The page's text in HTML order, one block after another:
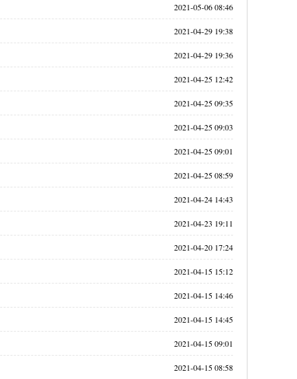
2021-05-06 08:46
2021-04-29 19:38
2021-04-29 19:36
2021-04-25 12:42
2021-04-25 09:35
2021-04-25 09:03
2021-04-25 09:01
2021-04-25 08:59
2021-04-24 14:43
2021-04-23 19:11
2021-04-20 17:24
2021-04-15 15:12
2021-04-15 14:46
2021-04-15 14:45
2021-04-15 09:01
2021-04-15 08:58